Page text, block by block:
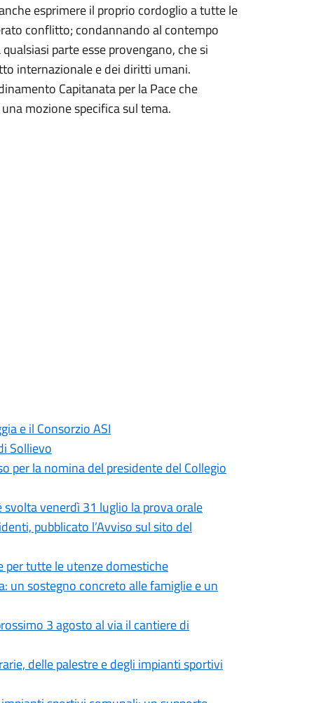
esprimere il proprio cordoglio a tutte le
conflitto; condannando al contempo
parte esse provengano, che si
internazionale e dei diritti umani.
Capitanata per la Pace che
mozione specifica sul tema.
e il Consorzio ASI
Sollievo
per la nomina del presidente del Collegio
venerdì 31 luglio la prova orale
pubblicato l’Avviso sul sito del
per tutte le utenze domestiche
un sostegno concreto alle famiglie e un
3 agosto al via il cantiere di
delle palestre e degli impianti sportivi